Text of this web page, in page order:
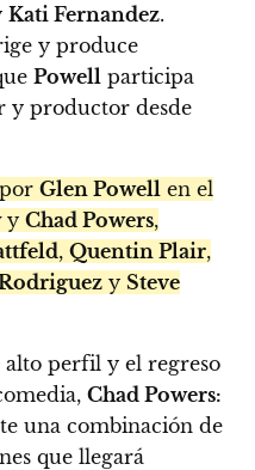
Kati Fernandez.
y produce
Powell participa
y productor desde
Glen Powell en el
y Chad Powers,
, Quentin Plair,
y Steve
perfil y el regreso
Chad Powers:
una combinación de
que llegará